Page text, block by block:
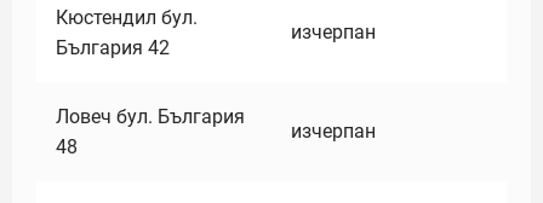
Кюстендил бул.
България 42
изчерпан
Ловеч бул. България
48
изчерпан